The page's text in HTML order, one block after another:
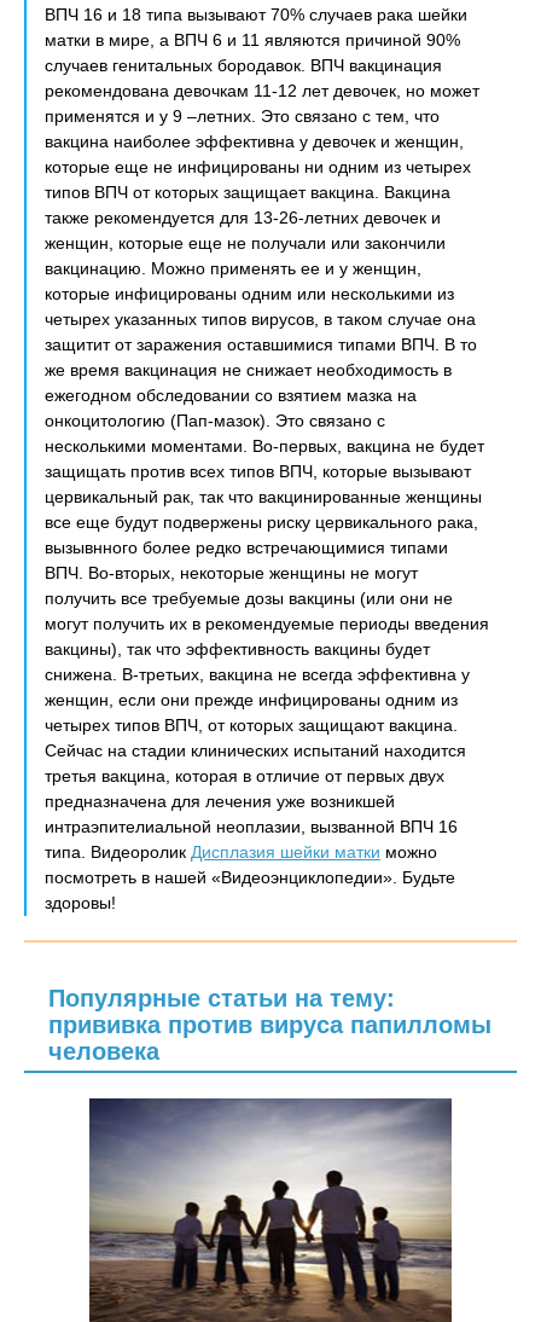
ВПЧ 16 и 18 типа вызывают 70% случаев рака шейки
матки в мире, а ВПЧ 6 и 11 являются причиной 90%
случаев генитальных бородавок. ВПЧ вакцинация
рекомендована девочкам 11-12 лет девочек, но может
применятся и у 9 –летних. Это связано с тем, что
вакцина наиболее эффективна у девочек и женщин,
которые еще не инфицированы ни одним из четырех
типов ВПЧ от которых защищает вакцина. Вакцина
также рекомендуется для 13-26-летних девочек и
женщин, которые еще не получали или закончили
вакцинацию. Можно применять ее и у женщин,
которые инфицированы одним или несколькими из
четырех указанных типов вирусов, в таком случае она
защитит от заражения оставшимися типами ВПЧ. В то
же время вакцинация не снижает необходимость в
ежегодном обследовании со взятием мазка на
онкоцитологию (Пап-мазок). Это связано с
несколькими моментами. Во-первых, вакцина не будет
защищать против всех типов ВПЧ, которые вызывают
цервикальный рак, так что вакцинированные женщины
все еще будут подвержены риску цервикального рака,
вызывнного более редко встречающимися типами
ВПЧ. Во-вторых, некоторые женщины не могут
получить все требуемые дозы вакцины (или они не
могут получить их в рекомендуемые периоды введения
вакцины), так что эффективность вакцины будет
снижена. В-третьих, вакцина не всегда эффективна у
женщин, если они прежде инфицированы одним из
четырех типов ВПЧ, от которых защищают вакцина.
Сейчас на стадии клинических испытаний находится
третья вакцина, которая в отличие от первых двух
предназначена для лечения уже возникшей
интраэпителиальной неоплазии, вызванной ВПЧ 16
типа. Видеоролик Дисплазия шейки матки можно
посмотреть в нашей «Видеоэнциклопедии». Будьте
здоровы!
Популярные статьи на тему:
прививка против вируса папилломы
человека